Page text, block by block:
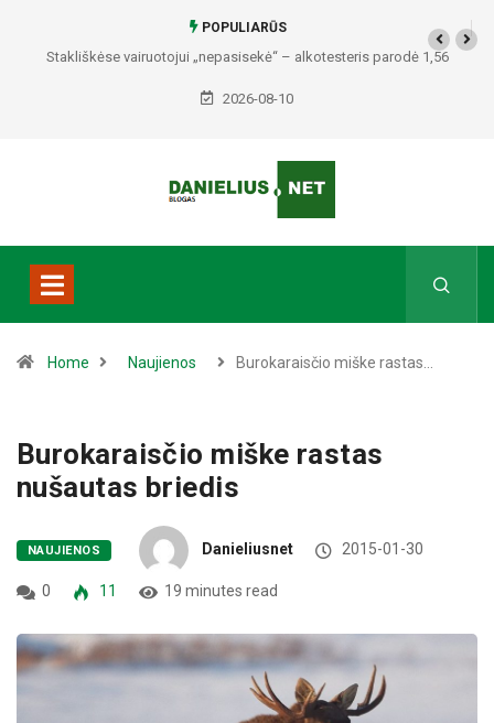
POPULIARŪS
Stakliškėse vairuotojui „nepasisekė“ – alkotesteris parodė 1,56
2026-08-10
Home Naujienos Burokaraisčio miške rastas…
Burokaraisčio miške rastas
nušautas briedis
NAUJIENOS Danieliusnet 2015-01-30
0 11 19 minutes read